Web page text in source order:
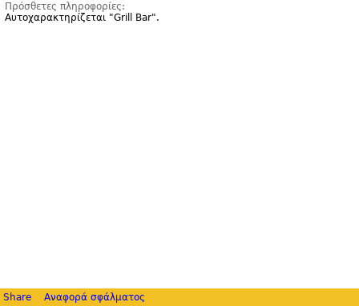
Πρόσθετες πληροφορίες:
Αυτοχαρακτηρίζεται "Grill Bar".
Share Αναφορά σφάλματος